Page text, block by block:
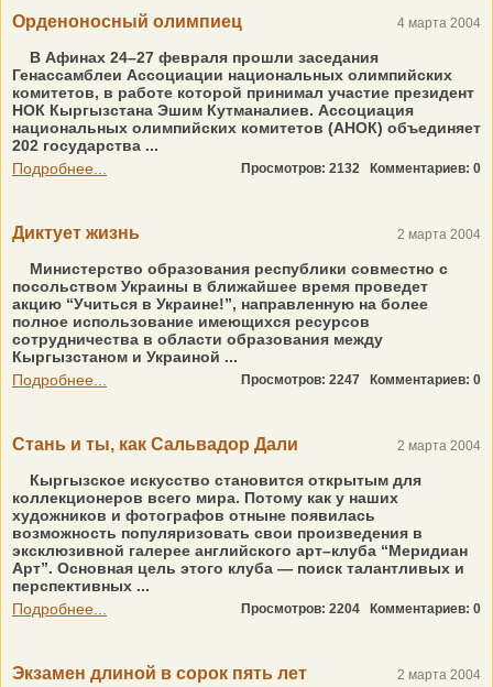
Орденоносный олимпиец 4 марта 2004
В Афинах 24–27 февраля прошли заседания
Генассамблеи Ассоциации национальных олимпийских
комитетов, в работе которой принимал участие президент
НОК Кыргызстана Эшим Кутманалиев. Ассоциация
национальных олимпийских комитетов (АНОК) объединяет
202 государства ...
Подробнее...
Просмотров: 2132 Комментариев: 0
Диктует жизнь 2 марта 2004
Министерство образования республики совместно с
посольством Украины в ближайшее время проведет
акцию “Учиться в Украине!”, направленную на более
полное использование имеющихся ресурсов
сотрудничества в области образования между
Кыргызстаном и Украиной ...
Подробнее...
Просмотров: 2247 Комментариев: 0
Стань и ты, как Сальвадор Дали 2 марта 2004
Кыргызское искусство становится открытым для
коллекционеров всего мира. Потому как у наших
художников и фотографов отныне появилась
возможность популяризовать свои произведения в
эксклюзивной галерее английского арт–клуба “Меридиан
Арт”. Основная цель этого клуба — поиск талантливых и
перспективных ...
Подробнее...
Просмотров: 2204 Комментариев: 0
Экзамен длиной в сорок пять лет 2 марта 2004